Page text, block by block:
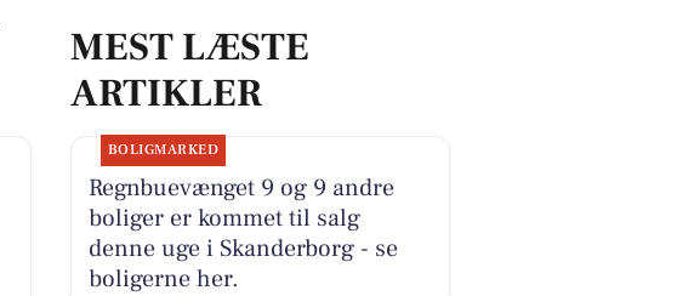
MEST LÆSTE
ARTIKLER
BOLIGMARKED
Regnbuevænget 9 og 9 andre
boliger er kommet til salg
denne uge i Skanderborg - se
boligerne her.